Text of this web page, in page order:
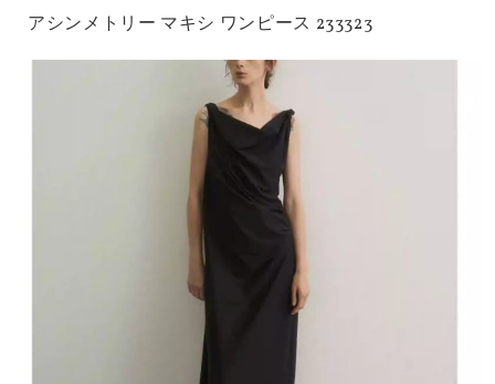
アシンメトリー マキシ ワンピース 233323